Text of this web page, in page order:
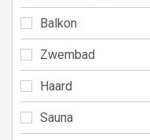
Balkon
Zwembad
Haard
Sauna